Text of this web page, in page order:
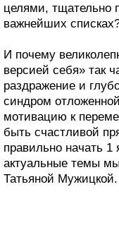
целями, тщательно
важнейших
И почему
версией себя» так
раздражение и
синдром
мотивацию к
быть счастливой
правильно начать 1
актуальные темы
Татьяной Мужицкой.